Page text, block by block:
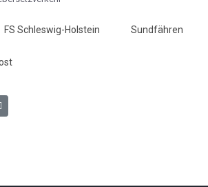
FS Schleswig-Holstein Sundfähren
zum Abbruch (Kohlenkran) - HP 11. Mai
Beitrag: Großbaustelle Puttgarden - HP 15.